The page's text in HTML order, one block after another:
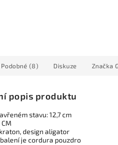
Podobné (8) Diskuze Značka
popis produktu
stavu: 12,7 cm
design aligator
je cordura pouzdro